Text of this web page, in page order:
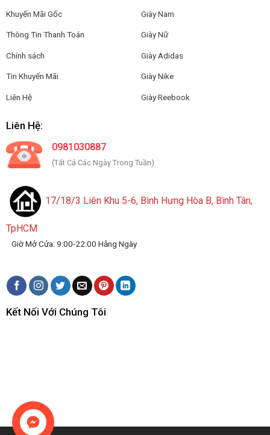
Khuyến Mãi Gốc
Thông Tin Thanh Toán
Chính sách
Tin Khuyến Mãi
Liên Hệ
Giày Nam
Giày Nữ
Giày Adidas
Giày Nike
Giày Reebook
Liên Hệ:
0981030887
(Tất Cả Các Ngày Trong Tuần)
17/18/3 Liên Khu 5-6, Bình Hưng Hòa B, Bình Tân,
TpHCM
Giờ Mở Cửa: 9:00-22:00 Hằng Ngày
Kết Nối Với Chúng Tôi